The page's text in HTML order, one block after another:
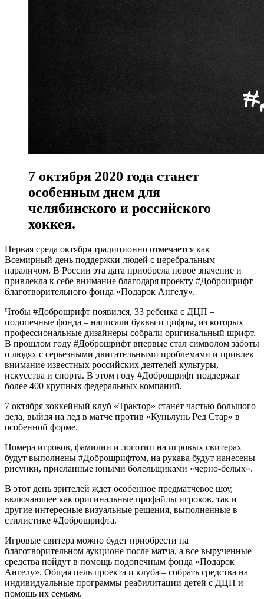
7 октября 2020 года станет
особенным днем для
челябинского и российского
хоккея.
Первая среда октября традиционно отмечается как
Всемирный день поддержки людей с церебральным
параличом. В России эта дата приобрела новое значение и
привлекла к себе внимание благодаря проекту #Доброшрифт
благотворительного фонда «Подарок Ангелу».
Чтобы #Доброшрифт появился, 33 ребенка с ДЦП –
подопечные фонда – написали буквы и цифры, из которых
профессиональные дизайнеры собрали оригинальный шрифт.
В прошлом году #Доброшрифт впервые стал символом заботы
о людях с серьезными двигательными проблемами и привлек
внимание известных российских деятелей культуры,
искусства и спорта. В этом году #Доброшрифт поддержат
более 400 крупных федеральных компаний.
7 октября хоккейный клуб «Трактор» станет частью большого
дела, выйдя на лед в матче против «Куньлунь Ред Стар» в
особенной форме.
Номера игроков, фамилии и логотип на игровых свитерах
будут выполнены #Доброшрифтом, на рукава будут нанесены
рисунки, присланные юными болельщиками «черно-белых».
В этот день зрителей ждет особенное предматчевое шоу,
включающее как оригинальные профайлы игроков, так и
другие интересные визуальные решения, выполненные в
стилистике #Доброшрифта.
Игровые свитера можно будет приобрести на
благотворительном аукционе после матча, а все вырученные
средства пойдут в помощь подопечным фонда «Подарок
Ангелу». Общая цель проекта и клуба – собрать средства на
индивидуальные программы реабилитации детей с ДЦП и
помощь их семьям.